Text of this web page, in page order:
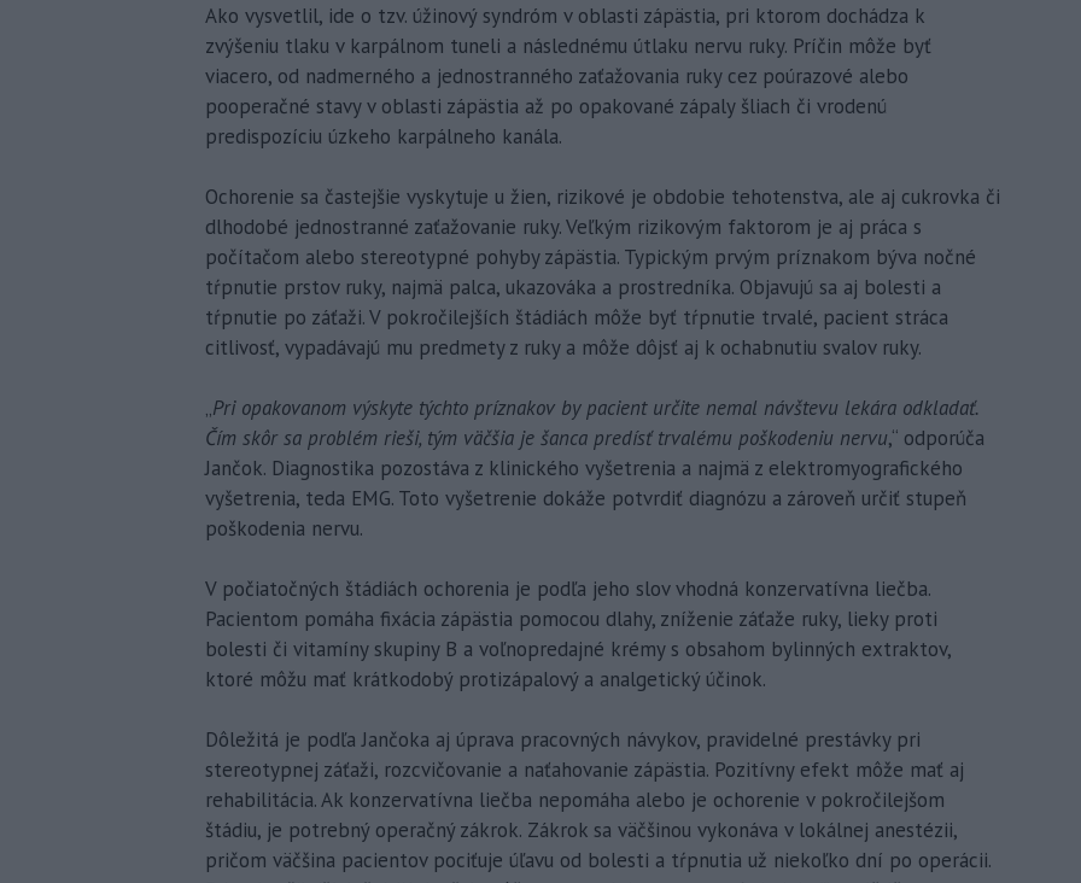
Ako vysvetlil, ide o tzv. úžinový syndróm v oblasti zápästia, pri ktorom dochádza k
zvýšeniu tlaku v karpálnom tuneli a následnému útlaku nervu ruky. Príčin môže byť
viacero, od nadmerného a jednostranného zaťažovania ruky cez poúrazové alebo
pooperačné stavy v oblasti zápästia až po opakované zápaly šliach či vrodenú
predispozíciu úzkeho karpálneho kanála.
Ochorenie sa častejšie vyskytuje u žien, rizikové je obdobie tehotenstva, ale aj cukrovka či
dlhodobé jednostranné zaťažovanie ruky. Veľkým rizikovým faktorom je aj práca s
počítačom alebo stereotypné pohyby zápästia. Typickým prvým príznakom býva nočné
tŕpnutie prstov ruky, najmä palca, ukazováka a prostredníka. Objavujú sa aj bolesti a
tŕpnutie po záťaži. V pokročilejších štádiách môže byť tŕpnutie trvalé, pacient stráca
citlivosť, vypadávajú mu predmety z ruky a môže dôjsť aj k ochabnutiu svalov ruky.
„Pri opakovanom výskyte týchto príznakov by pacient určite nemal návštevu lekára odkladať.
Čím skôr sa problém rieši, tým väčšia je šanca predísť trvalému poškodeniu nervu,“ odporúča
Jančok. Diagnostika pozostáva z klinického vyšetrenia a najmä z elektromyografického
vyšetrenia, teda EMG. Toto vyšetrenie dokáže potvrdiť diagnózu a zároveň určiť stupeň
poškodenia nervu.
V počiatočných štádiách ochorenia je podľa jeho slov vhodná konzervatívna liečba.
Pacientom pomáha fixácia zápästia pomocou dlahy, zníženie záťaže ruky, lieky proti
bolesti či vitamíny skupiny B a voľnopredajné krémy s obsahom bylinných extraktov,
ktoré môžu mať krátkodobý protizápalový a analgetický účinok.
Dôležitá je podľa Jančoka aj úprava pracovných návykov, pravidelné prestávky pri
stereotypnej záťaži, rozcvičovanie a naťahovanie zápästia. Pozitívny efekt môže mať aj
rehabilitácia. Ak konzervatívna liečba nepomáha alebo je ochorenie v pokročilejšom
štádiu, je potrebný operačný zákrok. Zákrok sa väčšinou vykonáva v lokálnej anestézii,
pričom väčšina pacientov pociťuje úľavu od bolesti a tŕpnutia už niekoľko dní po operácii.